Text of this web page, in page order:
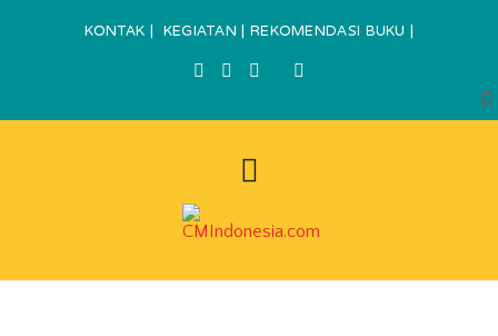
KONTAK| KEGIATAN|REKOMENDASI BUKU|